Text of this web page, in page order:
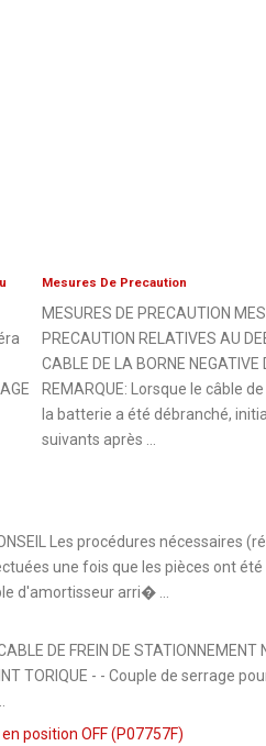
Mesures De Precaution
MESURES DE PRECAUTION
PRECAUTION RELATIVES AU
CABLE DE LA BORNE NEGATIVE
REMARQUE: Lorsque le câble
la batterie a été débranché,
suivants après ...
Les procédures nécessaires
une fois que les pièces ont
d'amortisseur arri� ...
DE FREIN DE STATIONNEMENT
TORIQUE - - Couple de serrage
position OFF (P07757F)